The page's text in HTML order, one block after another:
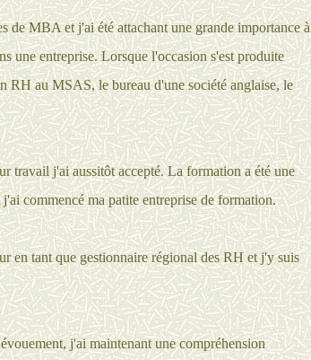
de MBA et j'ai été attachant une grande importance à
une entreprise. Lorsque l'occasion s'est produite
RH au MSAS, le bureau d'une société anglaise, le
travail j'ai aussitôt accepté. La formation a été une
commencé ma patite entreprise de formation.
en tant que gestionnaire régional des RH et j'y suis
j'ai maintenant une compréhension